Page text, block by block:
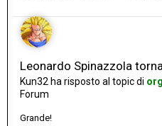
Leonardo Spinazzola
Kun32 ha risposto al topic di
Forum
Grande!